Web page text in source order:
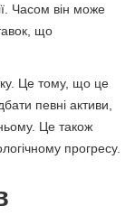
Часом він може
що
Це тому, що це
певні активи,
Це також
прогресу.